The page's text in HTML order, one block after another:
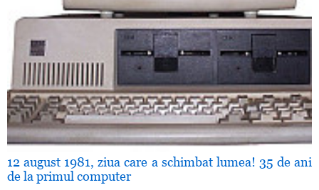
12 august 1981, ziua care a schimbat lumea! 35 de ani
de la primul computer